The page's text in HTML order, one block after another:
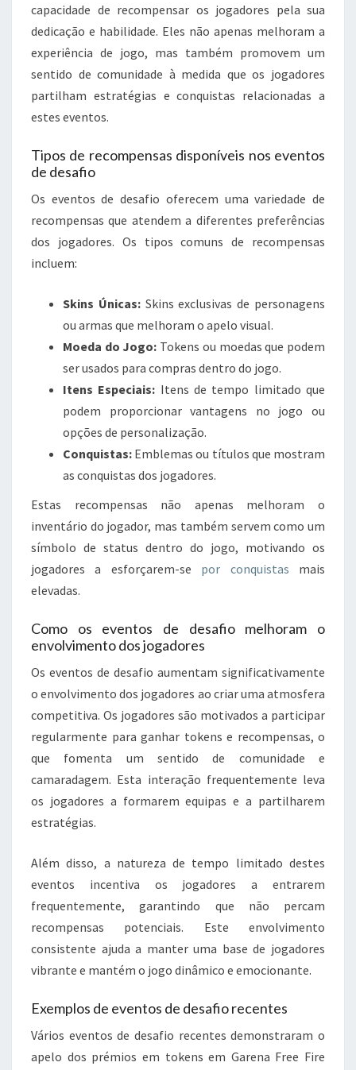
capacidade de recompensar os jogadores pela sua
dedicação e habilidade. Eles não apenas melhoram a
experiência de jogo, mas também promovem um
sentido de comunidade à medida que os jogadores
partilham estratégias e conquistas relacionadas a
estes eventos.
Tipos de recompensas disponíveis nos eventos
de desafio
Os eventos de desafio oferecem uma variedade de
recompensas que atendem a diferentes preferências
dos jogadores. Os tipos comuns de recompensas
incluem:
Skins Únicas:Skins exclusivas de personagens
ou armas que melhoram o apelo visual.
Moeda do Jogo: Tokens ou moedas que podem
ser usados para compras dentro do jogo.
Itens Especiais: Itens de tempo limitado que
podem proporcionar vantagens no jogo ou
opções de personalização.
Conquistas: Emblemas ou títulos que mostram
as conquistas dos jogadores.
Estas recompensas não apenas melhoram o
inventário do jogador, mas também servem como um
símbolo de status dentro do jogo, motivando os
jogadores a esforçarem-se por conquistas mais
elevadas.
Como os eventos de desafio melhoram o
envolvimento dos jogadores
Os eventos de desafio aumentam significativamente
o envolvimento dos jogadores ao criar uma atmosfera
competitiva. Os jogadores são motivados a participar
regularmente para ganhar tokens e recompensas, o
que fomenta um sentido de comunidade e
camaradagem. Esta interação frequentemente leva
os jogadores a formarem equipas e a partilharem
estratégias.
Além disso, a natureza de tempo limitado destes
eventos incentiva os jogadores a entrarem
frequentemente, garantindo que não percam
recompensas potenciais. Este envolvimento
consistente ajuda a manter uma base de jogadores
vibrante e mantém o jogo dinâmico e emocionante.
Exemplos de eventos de desafio recentes
Vários eventos de desafio recentes demonstraram o
apelo dos prémios em tokens em Garena Free Fire